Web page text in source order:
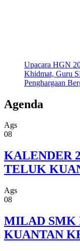
Upacara HGN
Khidmat, Guru
Penghargaan
Agenda
Ags
08
KALENDER
TELUK
Ags
08
MILAD SMK
KUANTAN